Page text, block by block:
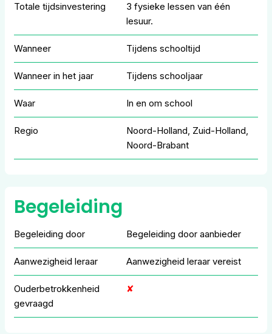
Totale tijdsinvestering
3 fysieke lessen van één
lesuur.
Wanneer Tijdens schooltijd
Wanneer in het jaar Tijdens schooljaar
Waar In en om school
Regio
Noord-Holland, Zuid-Holland,
Noord-Brabant
Begeleiding
Begeleiding door Begeleiding door aanbieder
Aanwezigheid leraar Aanwezigheid leraar vereist
Ouderbetrokkenheid
gevraagd
✘